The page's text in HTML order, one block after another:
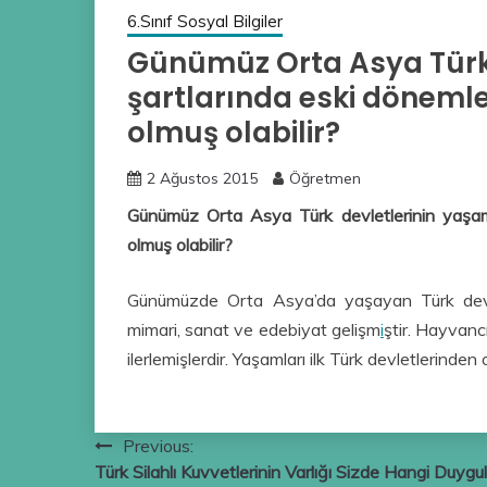
6.Sınıf Sosyal Bilgiler
Günümüz Orta Asya
şartlarında eski
olmuş olabilir?
2 Ağustos 2015 Öğretmen
Günümüz Orta Asya Türk devletlerinin
olmuş olabilir?
Günümüzde Orta Asya’da yaşayan Türk
mimari, sanat ve edebiyat gelişmiştir.
ilerlemişlerdir. Yaşamları ilk Türk devletlerinden
YazıPrevious:
Türk Silahlı Kuvvetlerinin Varlığı Sizde Hangi